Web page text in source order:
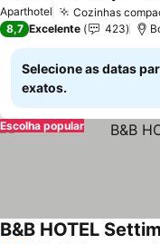
Aparthotel Cozinhas
8,7 Excelente 423
Selecione as datas
exatos.
Escolha popular
B&B HOTEL